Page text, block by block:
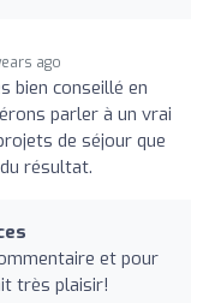
ago
bien conseillé en
parler à un vrai
de séjour que
résultat.
et pour
très plaisir!